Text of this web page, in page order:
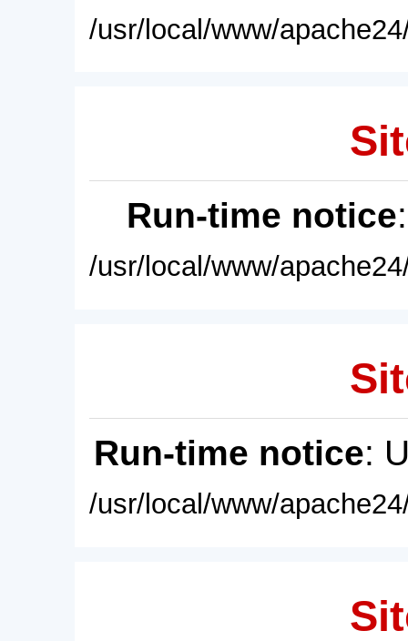
/usr/local/www/
Run-time notice
/usr/local/www/
Run-time notice:
/usr/local/www/